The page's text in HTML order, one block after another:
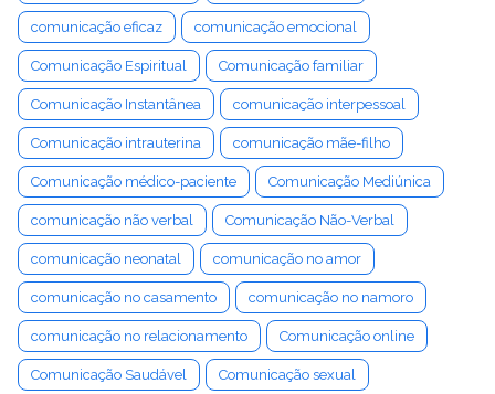
comunicação eficaz comunicação emocional
Comunicação Espiritual Comunicação familiar
Comunicação Instantânea comunicação interpessoal
Comunicação intrauterina comunicação mãe-filho
Comunicação médico-paciente Comunicação Mediúnica
comunicação não verbal Comunicação Não-Verbal
comunicação neonatal comunicação no amor
comunicação no casamento comunicação no namoro
comunicação no relacionamento Comunicação online
Comunicação Saudável Comunicação sexual